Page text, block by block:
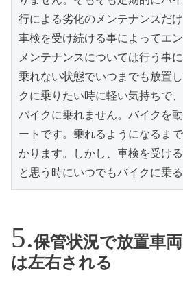
行による劣化のメンテナンスだ
車検を受け続ける事によってエ
メンテナンスについては行う事に
乗れない状態でいつまでも放置
クに乗りたい時に軽い気持ちで、
バイクに乗れません。バイクを
ートです。乗れるようになるま
かります。しかし、車検を受け
と思う時にいつでもバイクに乗る
保管状況で放置車
は左右される